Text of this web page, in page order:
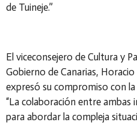
de Tuineje.”
El viceconsejero de Cultura y
Gobierno de Canarias,
expresó su compromiso con
“La colaboración entre ambas
para abordar la compleja